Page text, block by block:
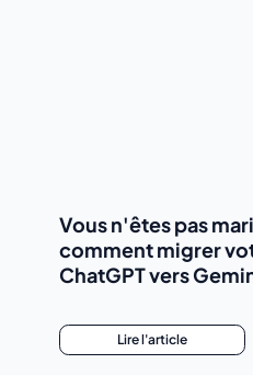
Vous n'êtes pas
comment migrer
ChatGPT vers
Lire l'article